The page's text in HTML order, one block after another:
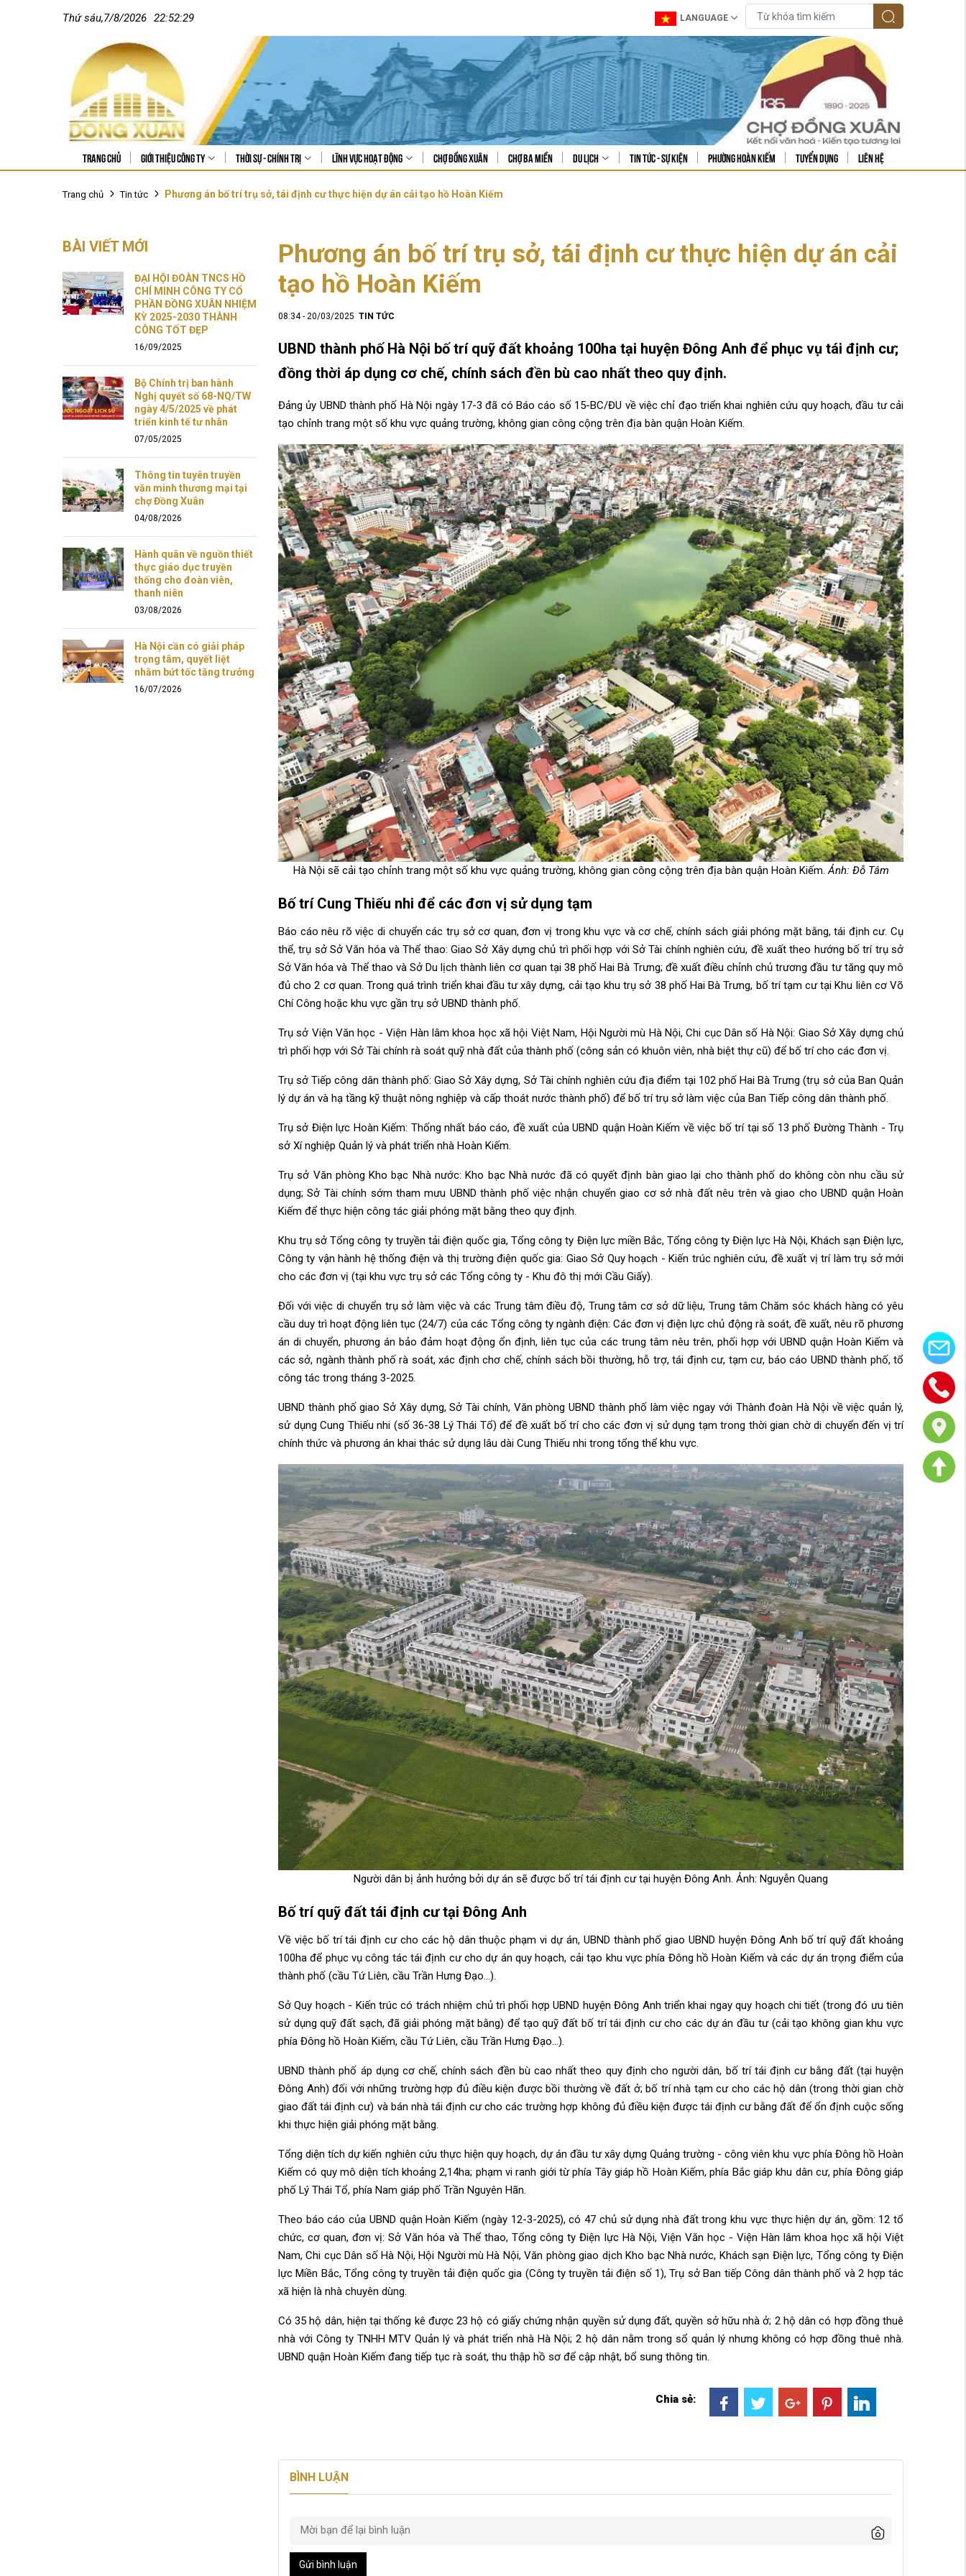
Thứ sáu,7/8/2026 22:52:30 LANGUAGE
Trang chủ Giới thiệu công ty Thời sự - Chính trị Lĩnh vực hoạt động Chợ Đồng Xuân Chợ Ba Miền Du lịch Tin tức - sự kiện Phường Hoàn Kiếm Tuyển dụng Liên hệ
Trang chủ Tin tức Phương án bố trí trụ sở, tái định cư thực hiện dự án cải tạo hồ Hoàn Kiếm
BÀI VIẾT MỚI
ĐẠI HỘI ĐOÀN TNCS HỒ
CHÍ MINH CÔNG TY CỔ
PHẦN ĐỒNG XUÂN NHIỆM
KỲ 2025-2030 THÀNH
CÔNG TỐT ĐẸP
16/09/2025
Bộ Chính trị ban hành
Nghị quyết số 68-NQ/TW
ngày 4/5/2025 về phát
triển kinh tế tư nhân
07/05/2025
Thông tin tuyên truyền
văn minh thương mại tại
chợ Đồng Xuân
04/08/2026
Hành quân về nguồn thiết
thực giáo dục truyền
thống cho đoàn viên,
thanh niên
03/08/2026
Hà Nội cần có giải pháp
trọng tâm, quyết liệt
nhằm bứt tốc tăng trưởng
16/07/2026
Phương án bố trí trụ sở, tái định cư thực hiện dự án cải
tạo hồ Hoàn Kiếm
08:34 - 20/03/2025 TIN TỨC
UBND thành phố Hà Nội bố trí quỹ đất khoảng 100ha tại huyện Đông Anh để phục vụ tái định cư;
đồng thời áp dụng cơ chế, chính sách đền bù cao nhất theo quy định.
Đảng ủy UBND thành phố Hà Nội ngày 17-3 đã có Báo cáo số 15-BC/ĐU về việc chỉ đạo triển khai nghiên cứu quy hoạch, đầu tư cải
tạo chỉnh trang một số khu vực quảng trường, không gian công cộng trên địa bàn quận Hoàn Kiếm.
Hà Nội sẽ cải tạo chỉnh trang một số khu vực quảng trường, không gian công cộng trên địa bàn quận Hoàn Kiếm.Ảnh: Đỗ Tâm
Bố trí Cung Thiếu nhi để các đơn vị sử dụng tạm
Báo cáo nêu rõ việc di chuyển các trụ sở cơ quan, đơn vị trong khu vực và cơ chế, chính sách giải phóng mặt bằng, tái định cư. Cụ
thể, trụ sở Sở Văn hóa và Thể thao: Giao Sở Xây dựng chủ trì phối hợp với Sở Tài chính nghiên cứu, đề xuất theo hướng bố trí trụ sở
Sở Văn hóa và Thể thao và Sở Du lịch thành liên cơ quan tại 38 phố Hai Bà Trưng; đề xuất điều chỉnh chủ trương đầu tư tăng quy mô
đủ cho 2 cơ quan. Trong quá trình triển khai đầu tư xây dựng, cải tạo khu trụ sở 38 phố Hai Bà Trưng, bố trí tạm cư tại Khu liên cơ Võ
Chí Công hoặc khu vực gần trụ sở UBND thành phố.
Trụ sở Viện Văn học - Viện Hàn lâm khoa học xã hội Việt Nam, Hội Người mù Hà Nội, Chi cục Dân số Hà Nội: Giao Sở Xây dựng chủ
trì phối hợp với Sở Tài chính rà soát quỹ nhà đất của thành phố (công sản có khuôn viên, nhà biệt thự cũ) để bố trí cho các đơn vị.
Trụ sở Tiếp công dân thành phố: Giao Sở Xây dựng, Sở Tài chính nghiên cứu địa điểm tại 102 phố Hai Bà Trưng (trụ sở của Ban Quản
lý dự án và hạ tầng kỹ thuật nông nghiệp và cấp thoát nước thành phố) để bố trí trụ sở làm việc của Ban Tiếp công dân thành phố.
Trụ sở Điện lực Hoàn Kiếm: Thống nhất báo cáo, đề xuất của UBND quận Hoàn Kiếm về việc bố trí tại số 13 phố Đường Thành - Trụ
sở Xí nghiệp Quản lý và phát triển nhà Hoàn Kiếm.
Trụ sở Văn phòng Kho bạc Nhà nước: Kho bạc Nhà nước đã có quyết định bàn giao lại cho thành phố do không còn nhu cầu sử
dụng; Sở Tài chính sớm tham mưu UBND thành phố việc nhận chuyển giao cơ sở nhà đất nêu trên và giao cho UBND quận Hoàn
Kiếm để thực hiện công tác giải phóng mặt bằng theo quy định.
Khu trụ sở Tổng công ty truyền tải điện quốc gia, Tổng công ty Điện lực miền Bắc, Tổng công ty Điện lực Hà Nội, Khách sạn Điện lực,
Công ty vận hành hệ thống điện và thị trường điện quốc gia: Giao Sở Quy hoạch - Kiến trúc nghiên cứu, đề xuất vị trí làm trụ sở mới
cho các đơn vị (tại khu vực trụ sở các Tổng công ty - Khu đô thị mới Cầu Giấy).
Đối với việc di chuyển trụ sở làm việc và các Trung tâm điều độ, Trung tâm cơ sở dữ liệu, Trung tâm Chăm sóc khách hàng có yêu
cầu duy trì hoạt động liên tục (24/7) của các Tổng công ty ngành điện: Các đơn vị điện lực chủ động rà soát, đề xuất, nêu rõ phương
án di chuyển, phương án bảo đảm hoạt động ổn định, liên tục của các trung tâm nêu trên, phối hợp với UBND quận Hoàn Kiếm và
các sở, ngành thành phố rà soát, xác định chơ chế, chính sách bồi thường, hỗ trợ, tái định cư, tạm cư, báo cáo UBND thành phố, tổ
công tác trong tháng 3-2025.
UBND thành phố giao Sở Xây dựng, Sở Tài chính, Văn phòng UBND thành phố làm việc ngay với Thành đoàn Hà Nội về việc quản lý,
sử dụng Cung Thiếu nhi (số 36-38 Lý Thái Tổ) để đề xuất bố trí cho các đơn vị sử dụng tạm trong thời gian chờ di chuyển đến vị trí
chính thức và phương án khai thác sử dụng lâu dài Cung Thiếu nhi trong tổng thể khu vực.
Người dân bị ảnh hưởng bởi dự án sẽ được bố trí tái định cư tại huyện Đông Anh. Ảnh: Nguyễn Quang
Bố trí quỹ đất tái định cư tại Đông Anh
Về việc bố trí tái định cư cho các hộ dân thuộc phạm vi dự án, UBND thành phố giao UBND huyện Đông Anh bố trí quỹ đất khoảng
100ha để phục vụ công tác tái định cư cho dự án quy hoạch, cải tạo khu vực phía Đông hồ Hoàn Kiếm và các dự án trọng điểm của
thành phố (cầu Tứ Liên, cầu Trần Hưng Đạo...).
Sở Quy hoạch - Kiến trúc có trách nhiệm chủ trì phối hợp UBND huyện Đông Anh triển khai ngay quy hoạch chi tiết (trong đó ưu tiên
sử dụng quỹ đất sạch, đã giải phóng mặt bằng) để tạo quỹ đất bố trí tái định cư cho các dự án đầu tư (cải tạo không gian khu vực
phía Đông hồ Hoàn Kiếm, cầu Tứ Liên, cầu Trần Hưng Đạo...).
UBND thành phố áp dụng cơ chế, chính sách đền bù cao nhất theo quy định cho người dân, bố trí tái định cư bằng đất (tại huyện
Đông Anh) đối với những trường hợp đủ điều kiện được bồi thường về đất ở; bố trí nhà tạm cư cho các hộ dân (trong thời gian chờ
giao đất tái định cư) và bán nhà tái định cư cho các trường hợp không đủ điều kiện được tái định cư bằng đất để ổn định cuộc sống
khi thực hiện giải phóng mặt bằng.
Tổng diện tích dự kiến nghiên cứu thực hiện quy hoạch, dự án đầu tư xây dựng Quảng trường - công viên khu vực phía Đông hồ Hoàn
Kiếm có quy mô diện tích khoảng 2,14ha; phạm vi ranh giới từ phía Tây giáp hồ Hoàn Kiếm, phía Bắc giáp khu dân cư, phía Đông giáp
phố Lý Thái Tổ, phía Nam giáp phố Trần Nguyên Hãn.
Theo báo cáo của UBND quận Hoàn Kiếm (ngày 12-3-2025), có 47 chủ sử dụng nhà đất trong khu vực thực hiện dự án, gồm: 12 tổ
chức, cơ quan, đơn vị: Sở Văn hóa và Thể thao, Tổng công ty Điện lực Hà Nội, Viện Văn học - Viện Hàn lâm khoa học xã hội Việt
Nam, Chi cục Dân số Hà Nội, Hội Người mù Hà Nội, Văn phòng giao dịch Kho bạc Nhà nước, Khách sạn Điện lực, Tổng công ty Điện
lực Miền Bắc, Tổng công ty truyền tải điện quốc gia (Công ty truyền tải điện số 1), Trụ sở Ban tiếp Công dân thành phố và 2 hợp tác
xã hiện là nhà chuyên dùng.
Có 35 hộ dân, hiện tại thống kê được 23 hộ có giấy chứng nhận quyền sử dụng đất, quyền sở hữu nhà ở; 2 hộ dân có hợp đồng thuê
nhà với Công ty TNHH MTV Quản lý và phát triển nhà Hà Nội; 2 hộ dân nằm trong sổ quản lý nhưng không có hợp đồng thuê nhà.
UBND quận Hoàn Kiếm đang tiếp tục rà soát, thu thập hồ sơ để cập nhật, bổ sung thông tin.
Chia sẻ:
BÌNH LUẬN
Gửi bình luận